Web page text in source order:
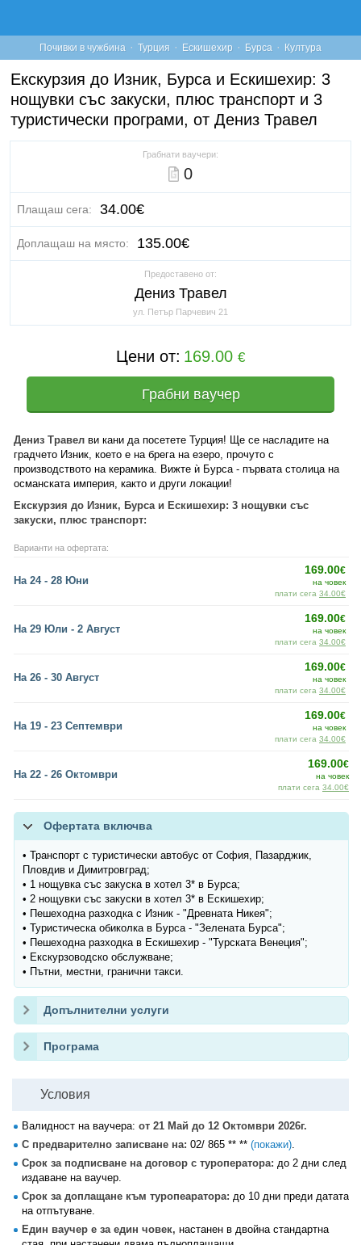
Почивки в чужбина · Турция · Ескишехир · Бурса · Култура
Екскурзия до Изник, Бурса и Ескишехир: 3
нощувки със закуски, плюс транспорт и 3
туристически програми, от Дениз Травел
Грабнати ваучери:
0
Плащаш сега: 34.00€
Доплащаш на място: 135.00€
Предоставено от:
Дениз Травел
ул. Петър Парчевич 21
Цени от: 169.00 €
Грабни ваучер
Дениз Травел ви кани да посетете Турция! Ще се насладите на
градчето Изник, което е на брега на езеро, прочуто с
производството на керамика. Вижте ѝ Бурса - първата столица на
османската империя, както и други локации!
Екскурзия до Изник, Бурса и Ескишехир: 3 нощувки със
закуски, плюс транспорт:
Варианти на офертата:
На 24 - 28 Юни
169.00€
на човек
плати сега 34.00€
На 29 Юли - 2 Август
169.00€
на човек
плати сега 34.00€
На 26 - 30 Август
169.00€
на човек
плати сега 34.00€
На 19 - 23 Септември
169.00€
на човек
плати сега 34.00€
На 22 - 26 Октомври
169.00€
на човек
плати сега 34.00€
Офертата включва
• Транспорт с туристически автобус от София, Пазарджик,
Пловдив и Димитровград;
• 1 нощувка със закуска в хотел 3* в Бурса;
• 2 нощувки със закуски в хотел 3* в Ескишехир;
• Пешеходна разходка с Изник - "Древната Никея";
• Туристическа обиколка в Бурса - "Зелената Бурса";
• Пешеходна разходка в Ескишехир - "Турската Венеция";
• Екскурзоводско обслужване;
• Пътни, местни, гранични такси.
Допълнителни услуги
Програма
Условия
Валидност на ваучера: от 21 Май до 12 Октомври 2026г.
С предварително записване на: 02/ 865 ** ** (покажи).
Срок за подписване на договор с туроператора: до 2 дни след
издаване на ваучер.
Срок за доплащане към туропеаратора: до 10 дни преди датата
на отпътуване.
Един ваучер е за един човек, настанен в двойна стандартна